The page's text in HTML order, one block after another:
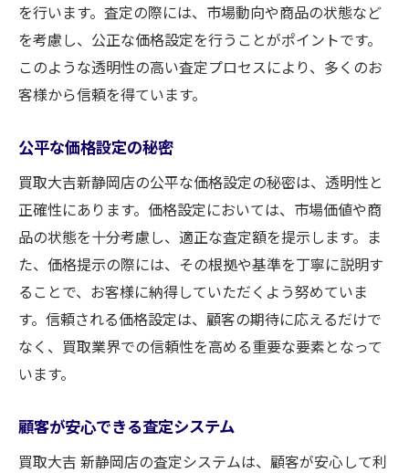
を行います。査定の際には、市場動向や商品の状態など
を考慮し、公正な価格設定を行うことがポイントです。
このような透明性の高い査定プロセスにより、多くのお
客様から信頼を得ています。
公平な価格設定の秘密
買取大吉新静岡店の公平な価格設定の秘密は、透明性と
正確性にあります。価格設定においては、市場価値や商
品の状態を十分考慮し、適正な査定額を提示します。ま
た、価格提示の際には、その根拠や基準を丁寧に説明す
ることで、お客様に納得していただくよう努めていま
す。信頼される価格設定は、顧客の期待に応えるだけで
なく、買取業界での信頼性を高める重要な要素となって
います。
顧客が安心できる査定システム
買取大吉 新静岡店の査定システムは、顧客が安心して利